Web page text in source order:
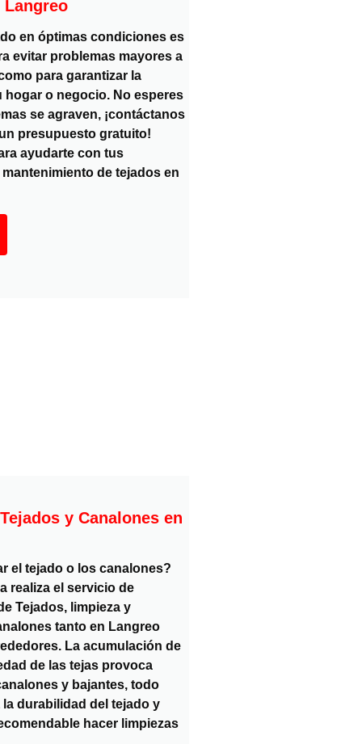
Langreo
en óptimas condiciones es
evitar problemas mayores a
para garantizar la
hogar o negocio. No esperes
se agraven, ¡contáctanos
presupuesto gratuito!
ayudarte con tus
de tejados en
y Canalones en
el tejado o los canalones?
realiza el servicio de
Tejados, limpieza y
tanto en Langreo
La acumulación de
de las tejas provoca
y bajantes, todo
durabilidad del tejado y
hacer limpiezas